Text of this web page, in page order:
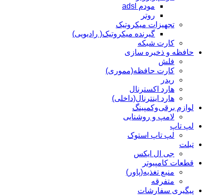
مودم adsl
روتر
تجهیزات میکروتیک
گیرنده میکروتیک( رادیویی)
کارت شبکه
حافظه و ذخیره سازی
فلش
کارت حافظه(مموری)
ریدر
هارد اکسترنال
هارد اینترنال(داخلی)
لوازم برقی‌وکمپینگ
لامپ و روشنایی
لپ تاپ
لپ تاپ استوک
تبلت
جی ال ایکس
قطعات کامپیوتر
منبع تغذیه(پاور)
متفرقه
پیگیری سفارشات